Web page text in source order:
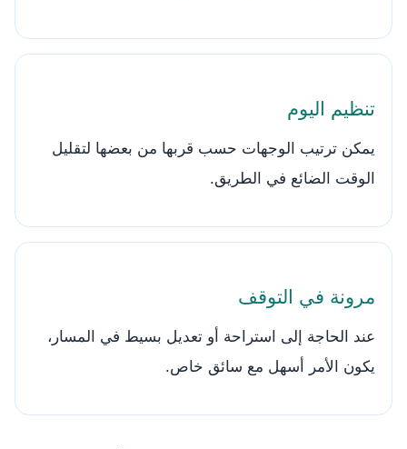
تنظيم اليوم
يمكن ترتيب الوجهات حسب قربها من بعضها لتقليل
الوقت الضائع في الطريق.
مرونة في التوقف
عند الحاجة إلى استراحة أو تعديل بسيط في المسار،
يكون الأمر أسهل مع سائق خاص.